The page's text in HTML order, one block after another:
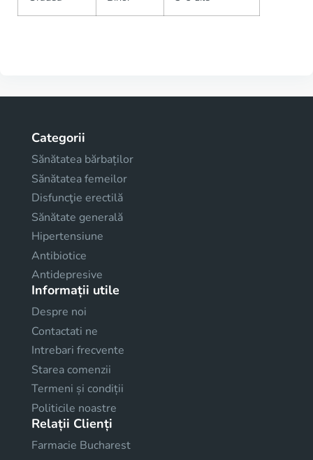
Categorii
Sănătatea bărbaților
Sănătatea femeilor
Disfuncţie erectilă
Sănătate generală
Hipertensiune
Antibiotice
Antidepresive
Informații utile
Despre noi
Contactati ne
Intrebari frecvente
Starea comenzii
Termeni și condiții
Politicile noastre
Relații Clienți
Farmacie Bucharest